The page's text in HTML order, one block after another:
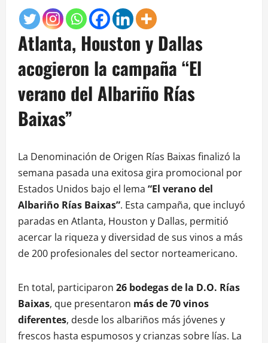
Atlanta, Houston y Dallas
acogieron la campaña “El
verano del Albariño Rías
Baixas”
La Denominación de Origen Rías Baixas finalizó la
semana pasada una exitosa gira promocional por
Estados Unidos bajo el lema “El verano del
Albariño Rías Baixas”. Esta campaña, que incluyó
paradas en Atlanta, Houston y Dallas, permitió
acercar la riqueza y diversidad de sus vinos a más
de 200 profesionales del sector norteamericano.
En total, participaron 26 bodegas de la D.O. Rías
Baixas, que presentaron más de 70 vinos
diferentes, desde los albariños más jóvenes y
frescos hasta espumosos y crianzas sobre lías. La